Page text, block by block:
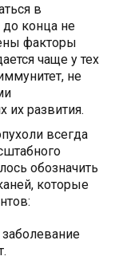
в
конца не
факторы
чаще у тех
не
их развития.
всегда
обозначить
которые